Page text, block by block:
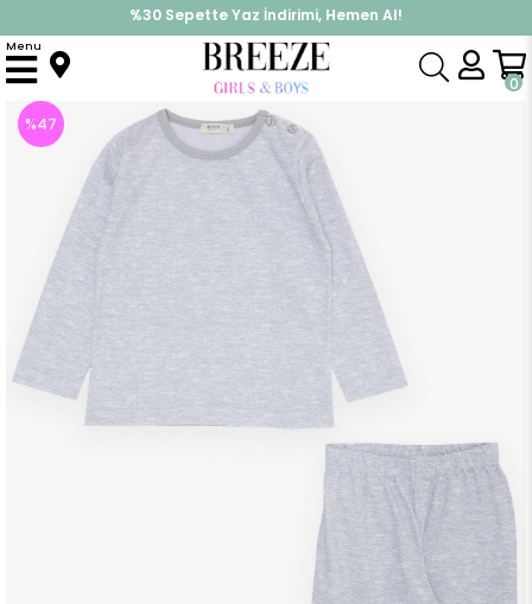
%30 Sepette Yaz İndirimi, Hemen Al!
İndirimlere ek %10 İndirimi Kap, Hemen Üye Ol!
0
Menu
Anasayfa Pijama & İç Giyim ERKEK Pijama Takımı
%47